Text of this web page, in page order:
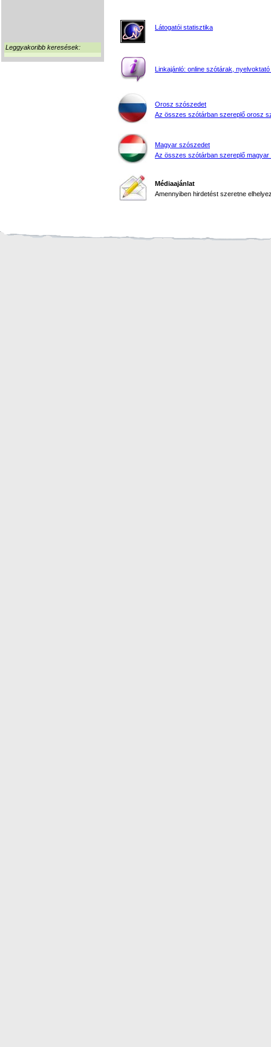
Leggyakoribb keresések:
Látogatói statisztika
Linkajánló: online szótárak, nyelvoktató
Orosz szószedet
Az összes szótárban szereplő orosz
Magyar szószedet
Az összes szótárban szereplő magyar
Médiaajánlat
Amennyiben hirdetést szeretne